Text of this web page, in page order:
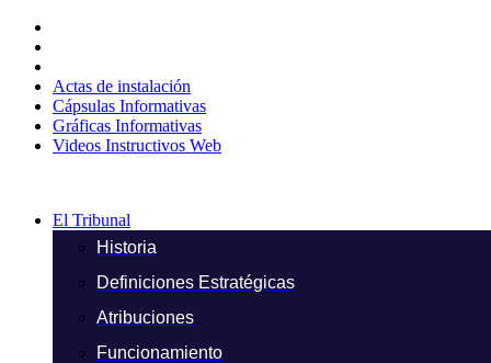
contenido
Actas de instalación
Cápsulas Informativas
Gráficas Informativas
Videos Instructivos Web
El Tribunal
Historia
Definiciones Estratégicas
Atribuciones
Funcionamiento